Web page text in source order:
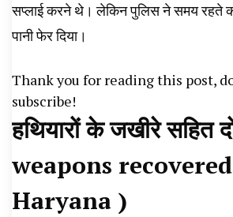
सप्लाई करने थे। लेकिन पुलिस ने समय रहते
पानी फेर दिया।
Thank you for reading this post,
subscribe!
हथियारों के जखीरे सहित
weapons
Haryana )